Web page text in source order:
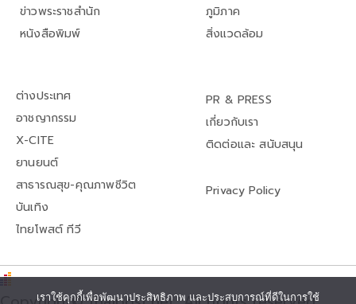
ข่าวพระราชสำนัก
หนังสือพิมพ์
ภูมิภาค
สิ่งแวดล้อม
ต่างประเทศ
อาชญากรรม
X-CITE
ยานยนต์
สาธารณสุข-คุณภาพชีวิต
บันเทิง
ไทยโพสต์ ทีวี
PR & PRESS
เกี่ยวกับเรา
ติดต่อและ สนับสนุน
Privacy Policy
เราใช้คุกกี้เพื่อพัฒนาประสิทธิภาพ และประสบการณ์ที่ดีในการใช้